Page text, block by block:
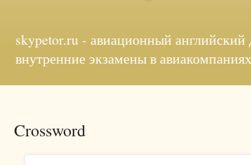
skypetor.ru - авиационный английский
внутренние экзамены в авиакомпаниях
Crossword